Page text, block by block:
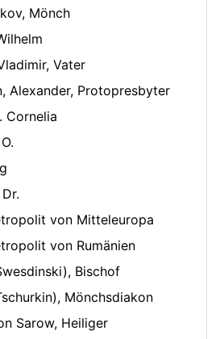
Mönch
Vater
Alexander, Protopresbyter
Cornelia
von Mitteleuropa
von Rumänien
Bischof
Mönchsdiakon
Sarow, Heiliger